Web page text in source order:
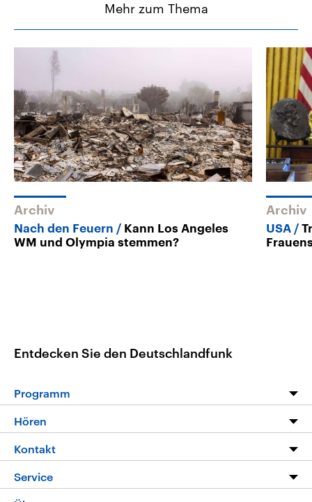
Mehr zum Thema
Archiv
Nach den Feuern
Kann Los Angeles
WM und Olympia stemmen?
Archiv
USA
Entdecken Sie den Deutschlandfunk
Programm
Programm
Die Nachrichten
Nachrichtenleicht
Hören
Livestream
Podcasts
Kontakt
Hörerservice
Service